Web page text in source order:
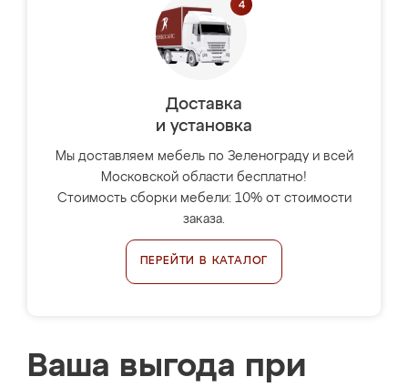
Доставка
и установка
Мы доставляем мебель по Зеленограду и всей
Московской области бесплатно!
Стоимость сборки мебели: 10% от стоимости
заказа.
ПЕРЕЙТИ В КАТАЛОГ
Ваша выгода при